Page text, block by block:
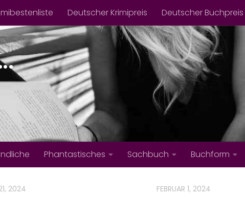
Deutscher Krimipreis Deutscher Buchpreis
Phantastisches Sachbuch Buchform
2024 FEBRUAR 1, 2024